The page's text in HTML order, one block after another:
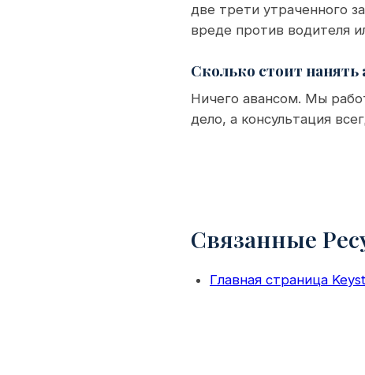
две трети утраченного
вреде против водителя
Сколько стоит
Ничего авансом. Мы
дело, а консультация
Связанные
Главная страница